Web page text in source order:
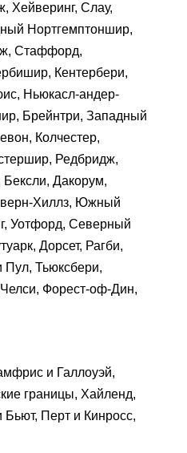
Хейверинг, Слау,
Нортгемптоншир,
Стаффорд,
Кентербери,
Ньюкасл-андер-
Брейнтри, Западный
Колчестер,
Редбридж,
Бексли, Дакорум,
Хиллз, Южный
Уотфорд, Северный
Дорсет, Рагби,
Пул, Тьюксбери,
Форест-оф-Дин,
и Галлоуэй,
границы, Хайленд,
Бьют, Перт и Кинросс,